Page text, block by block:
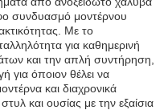
συνδυασμό μοντέρνου
Με το
για καθημερινή
και την απλή συντήρηση,
για όποιον θέλει να
και διαχρονικά
και ουσίας με την εξαίσια